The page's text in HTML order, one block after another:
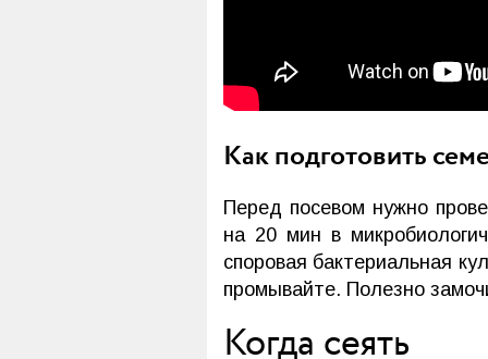
Как подготовить
Перед посевом нужно
на 20 мин в
споровая бактериальная
промывайте. Полезно
Когда сеять